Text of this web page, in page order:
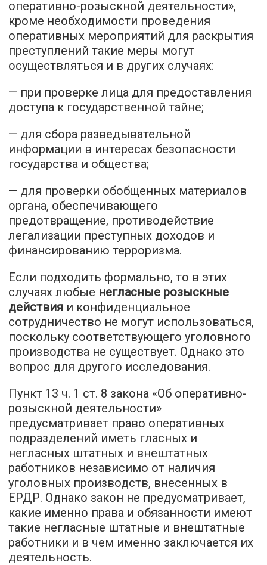
оперативно-розыскной деятельности»,
кроме необходимости проведения
оперативных мероприятий для раскрытия
преступлений такие меры могут
осуществляться и в других случаях:
— при проверке лица для предоставления
доступа к государственной тайне;
— для сбора разведывательной
информации в интересах безопасности
государства и общества;
— для проверки обобщенных материалов
органа, обеспечивающего
предотвращение, противодействие
легализации преступных доходов и
финансированию терроризма.
Если подходить формально, то в этих
случаях любые негласные розыскные
действия и конфиденциальное
сотрудничество не могут использоваться,
поскольку соответствующего уголовного
производства не существует. Однако это
вопрос для другого исследования.
Пункт 13 ч. 1 ст. 8 закона «Об оперативно-
розыскной деятельности»
предусматривает право оперативных
подразделений иметь гласных и
негласных штатных и внештатных
работников независимо от наличия
уголовных производств, внесенных в
ЕРДР. Однако закон не предусматривает,
какие именно права и обязанности имеют
такие негласные штатные и внештатные
работники и в чем именно заключается их
деятельность.